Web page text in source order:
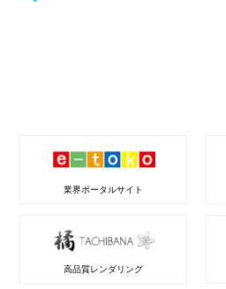
業界ポータルサイト
高品質レンダリング